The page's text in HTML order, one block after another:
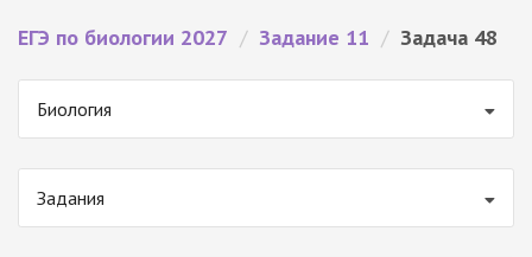
ЕГЭ по биологии 2027 / Задание 11 / Задача 48
Биология
Задания